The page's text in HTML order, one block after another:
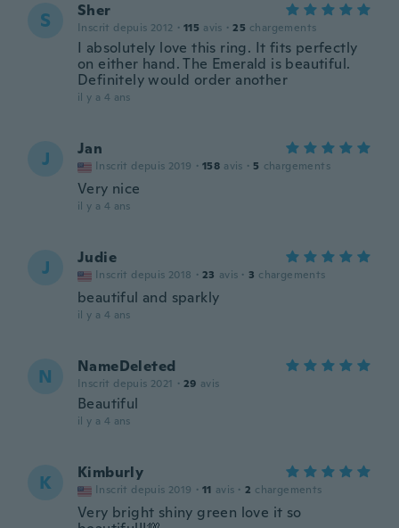
S Sher
Inscrit depuis 2012 · 115 avis · 25 chargements
I absolutely love this ring. It fits perfectly
on either hand. The Emerald is beautiful.
Definitely would order another
il y a 4 ans
J Jan
Inscrit depuis 2019 · 158 avis · 5 chargements
Very nice
il y a 4 ans
J Judie
Inscrit depuis 2018 · 23 avis · 3 chargements
beautiful and sparkly
il y a 4 ans
N NameDeleted
Inscrit depuis 2021 · 29 avis
Beautiful
il y a 4 ans
K Kimburly
Inscrit depuis 2019 · 11 avis · 2 chargements
Very bright shiny green love it so